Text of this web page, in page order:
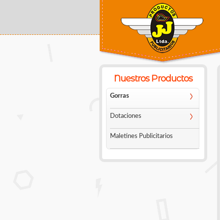
Usted está aquí
Nuestros Productos
Gorras
Dotaciones
Maletines Publicitarios